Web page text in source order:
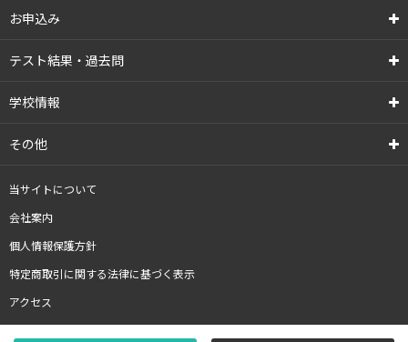
お申込み
テスト結果・過去問
学校情報
その他
当サイトについて
会社案内
個人情報保護方針
特定商取引に関する法律に基づく表示
アクセス